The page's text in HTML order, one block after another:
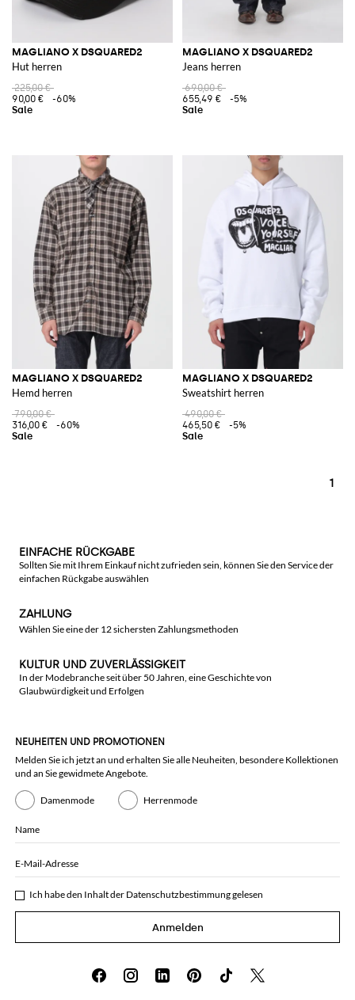
MAGLIANO X DSQUARED2
Hut herren
225,00 €
90,00 €
-60%
MAGLIANO X DSQUARED2
Jeans herren
690,00 €
655,49 €
-5%
MAGLIANO X DSQUARED2
Hemd herren
790,00 €
316,00 €
-60%
MAGLIANO X DSQUARED2
Sweatshirt herren
490,00 €
465,50 €
-5%
1
EINFACHE RÜCKGABE
Sollten Sie mit Ihrem Einkauf nicht zufrieden sein, können Sie den Service der
einfachen Rückgabe auswählen
ZAHLUNG
Wählen Sie eine der 12 sichersten Zahlungsmethoden
KULTUR UND ZUVERLÄSSIGKEIT
In der Modebranche seit über 50 Jahren, eine Geschichte von
Glaubwürdigkeit und Erfolgen
NEUHEITEN UND PROMOTIONEN
Melden Sie ich jetzt an und erhalten Sie alle Neuheiten, besondere Kollektionen
und an Sie gewidmete Angebote.
Damenmode Herrenmode
Name
E-Mail-Adresse
Ich habe den Inhalt der Datenschutzbestimmunggelesen
Anmelden